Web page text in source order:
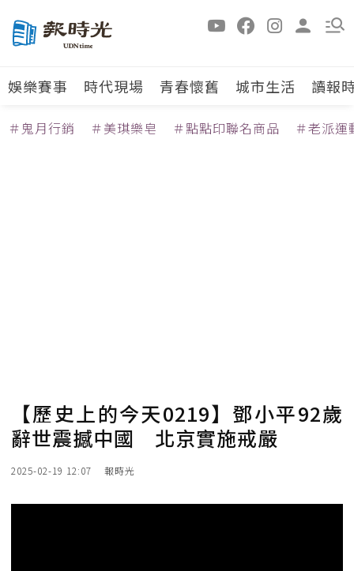
娛樂賽事 時代現場 青春懷舊 城市生活 讀報
＃鬼月行銷 ＃美琪樂皂 ＃點點印聯名商品 ＃老派運
【歷史上的今天0219】鄧小平92歲
辭世震撼中國 北京實施戒嚴
2025-02-19 12:07 報時光